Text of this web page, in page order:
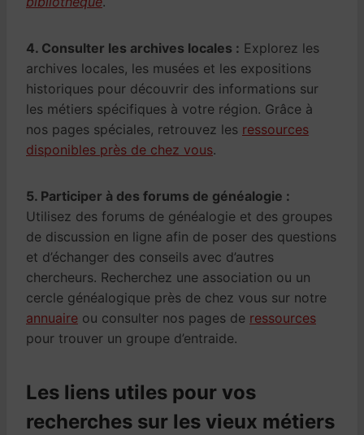
4. Consulter les archives locales : Explorez les
archives locales, les musées et les expositions
historiques pour découvrir des informations sur
les métiers spécifiques à votre région. Grâce à
nos pages spéciales, retrouvez les ressources
disponibles près de chez vous.
5. Participer à des forums de généalogie :
Utilisez des forums de généalogie et des groupes
de discussion en ligne afin de poser des questions
et d’échanger des conseils avec d’autres
chercheurs. Recherchez une association ou un
cercle généalogique près de chez vous sur notre
annuaire ou consulter nos pages de ressources
pour trouver un groupe d’entraide.
Les liens utiles pour vos
recherches sur les vieux métiers